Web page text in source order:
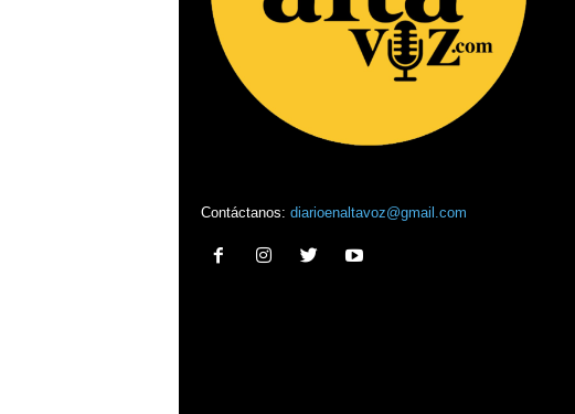
Contáctanos: diarioenaltavoz@gmail.com